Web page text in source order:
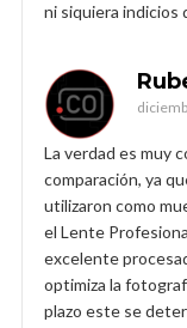
ni siquiera indicios
La verdad es muy
comparación, ya
utilizaron como
el Lente
excelente
optimiza la
plazo este se